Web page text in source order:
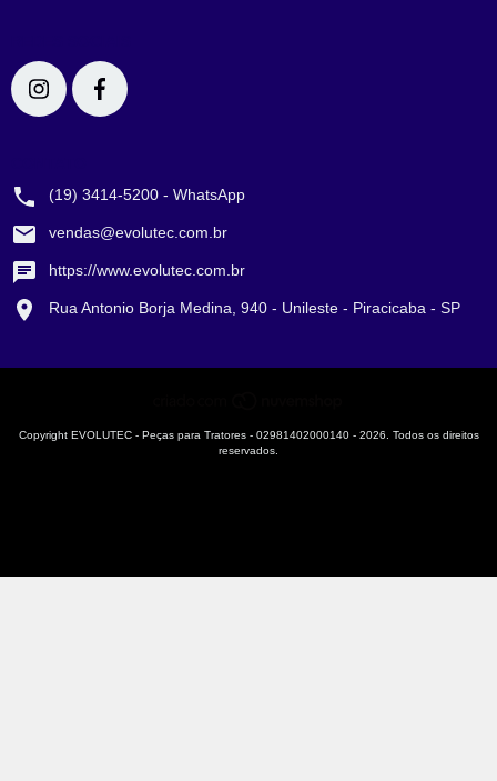
(19) 3414-5200 - WhatsApp
vendas@evolutec.com.br
https://www.evolutec.com.br
Rua Antonio Borja Medina, 940 - Unileste - Piracicaba - SP
Copyright EVOLUTEC - Peças para Tratores - 02981402000140 - 2026. Todos os direitos
reservados.